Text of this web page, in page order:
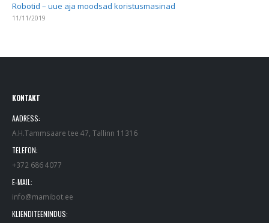
Robotid – uue aja moodsad koristusmasinad
11/11/2019
KONTAKT
AADRESS:
A.H.Tammsaare tee 47, Tallinn 11316
TELEFON:
+372 686 4077
E-MAIL:
info@mamibot.ee
KLIENDITEENINDUS: